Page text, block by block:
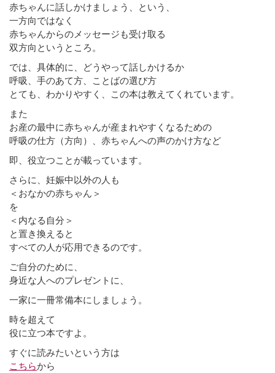
赤ちゃんに話しかけましょう、という、
一方向ではなく
赤ちゃんからのメッセージも受け取る
双方向というところ。
では、具体的に、どうやって話しかけるか
呼吸、手のあて方、ことばの選び方
とても、わかりやすく、この本は教えてくれています。
また
お産の最中に赤ちゃんが産まれやすくなるための
呼吸の仕方（方向）、赤ちゃんへの声のかけ方など
即、役立つことが載っています。
さらに、妊娠中以外の人も
＜おなかの赤ちゃん＞
を
＜内なる自分＞
と置き換えると
すべての人が応用できるのです。
ご自分のために、
身近な人へのプレゼントに、
一家に一冊常備本にしましょう。
時を超えて
役に立つ本ですよ。
すぐに読みたいという方は
こちらから